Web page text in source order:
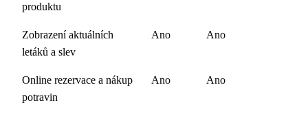
produktu
Zobrazení aktuálních
letáků a slev
Ano Ano
Online rezervace a nákup
potravin
Ano Ano